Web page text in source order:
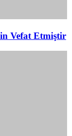
Vefat Etmiştir